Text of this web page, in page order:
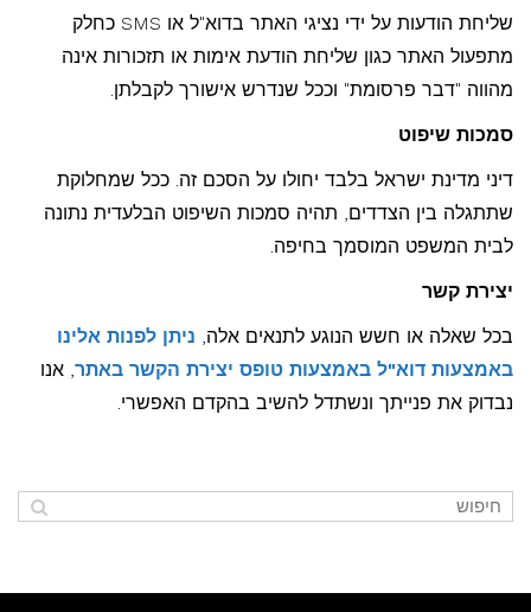
שליחת הודעות על ידי נציגי האתר בדוא"ל או SMS כחלק
מתפעול האתר כגון שליחת הודעת אימות או תזכורות אינה
מהווה "דבר פרסומת" וככל שנדרש אישורך לקבלתן.
סמכות שיפוט
דיני מדינת ישראל בלבד יחולו על הסכם זה. ככל שמחלוקת
שתתגלה בין הצדדים, תהיה סמכות השיפוט הבלעדית נתונה
לבית המשפט המוסמך בחיפה.
יצירת קשר
בכל שאלה או חשש הנוגע לתנאים אלה, ניתן לפנות אלינו
באמצעות דוא"ל באמצעות טופס יצירת הקשר באתר, אנו
נבדוק את פנייתך ונשתדל להשיב בהקדם האפשרי.